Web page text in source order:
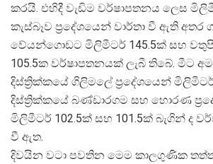
කරයි. එහිදී වැඩිම වර්ෂාපතනය ලෙස
කැස්බෑව ප්රදේශයෙන් වාර්තා වී ඇති අතර
වේයන්ගොඩට මිලිමීටර් 145.5ක් සහ
105.5ක වර්ෂාපතනයක් ලැබී තිබේ. මීට
දිස්ත්රික්කයේ ගිලිමලේ ප්රදේශයෙන්
දිස්ත්රික්කයේ බණ්ඩාරගම සහ හොරණ ප්
මිලිමීටර් 102.5ක් සහ 101.5ක් බැගින් ද
වී ඇත.
දිවයින වටා පවතින මෙම කාලගුණික